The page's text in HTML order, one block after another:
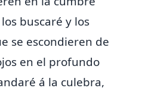
buscaré y los
se escondieren de
en el profundo
á la culebra,